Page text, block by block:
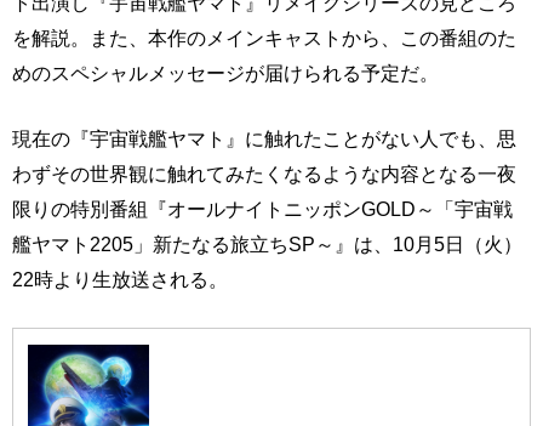
を解説。また、本作のメインキャストから、この番組のた
めのスペシャルメッセージが届けられる予定だ。
現在の『宇宙戦艦ヤマト』に触れたことがない人でも、思
わずその世界観に触れてみたくなるような内容となる一夜
限りの特別番組『オールナイトニッポンGOLD～「宇宙戦
艦ヤマト2205」新たなる旅立ちSP～』は、10月5日（火）
22時より生放送される。